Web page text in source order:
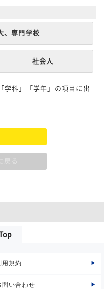
、専門学校
社会人
学科」「学年」の項目に出
戻る
用規約
問い合わせ